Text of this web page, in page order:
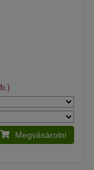
Megvásárolni